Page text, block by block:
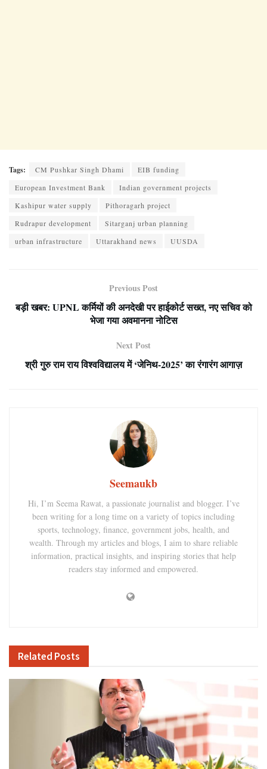
Tags: CM Pushkar Singh Dhami
EIB funding
European Investment Bank
Indian government projects
Kashipur water supply
Pithoragarh project
Rudrapur development
Sitarganj urban planning
urban infrastructure
Uttarakhand news UUSDA
Previous Post
बड़ी खबर: UPNL कर्मियों की अनदेखी पर हाईकोर्ट सख्त, नए सचिव को
भेजा गया अवमानना नोटिस
Next Post
श्री गुरु राम राय विश्वविद्यालय में ‘जेनिथ-2025’ का रंगारंग आगाज़
Seemaukb
Hi, I’m Seema Rawat, a passionate journalist and blogger. I’ve
been writing for a long time on a variety of topics including
sports, technology, finance, government jobs, health, and
wealth. Through my articles and blogs, I aim to share reliable
information, practical insights, and inspiring stories that help
readers stay informed and empowered.
Related Posts